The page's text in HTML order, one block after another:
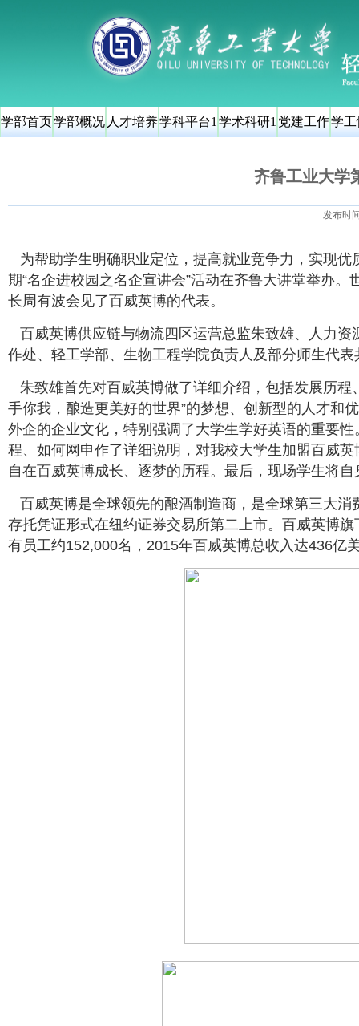
学部首页学部概况 人才培养学科平台1 学术科研1 党建工作学
齐鲁工业大学
发布时
为帮助学生明确职业定位，提高就业竞争力，实现
期“名企进校园之名企宣讲会”活动在齐鲁大讲堂举办
长周有波会见了百威英博的代表。
百威英博供应链与物流四区运营总监朱致雄、人力
作处、轻工学部、生物工程学院负责人及部分师生代
朱致雄首先对百威英博做了详细介绍，包括发展历程
手你我，酿造更美好的世界”的梦想、创新型的人才和
外企的企业文化，特别强调了大学生学好英语的重要
程、如何网申作了详细说明，对我校大学生加盟百威
自在百威英博成长、逐梦的历程。最后，现场学生将
百威英博是全球领先的酿酒制造商，是全球第三大
存托凭证形式在纽约证券交易所第二上市。百威英博
有员工约152,000名，2015年百威英博总收入达436亿